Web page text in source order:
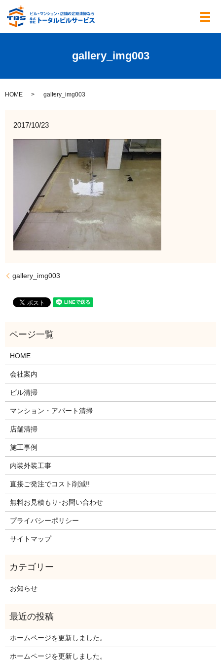
メ
gallery_img003
HOME gallery_img003
2017/10/23
gallery_img003
HOME
会社案内
ビル清掃
マンション・アパート清掃
店舗清掃
施工事例
内装外装工事
直接ご発注でコスト削減!!
無料お見積もり･お問い合わせ
プライバシーポリシー
サイトマップ
お知らせ
ホームページを更新しました。
ホームページを更新しました。